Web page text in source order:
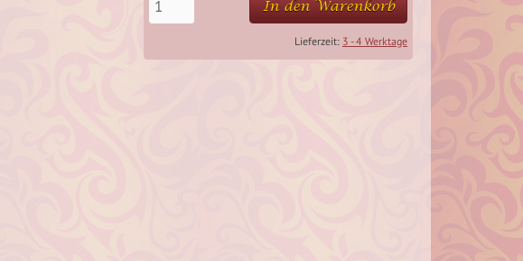
In den Warenkorb
Lieferzeit: 3 - 4 Werktage